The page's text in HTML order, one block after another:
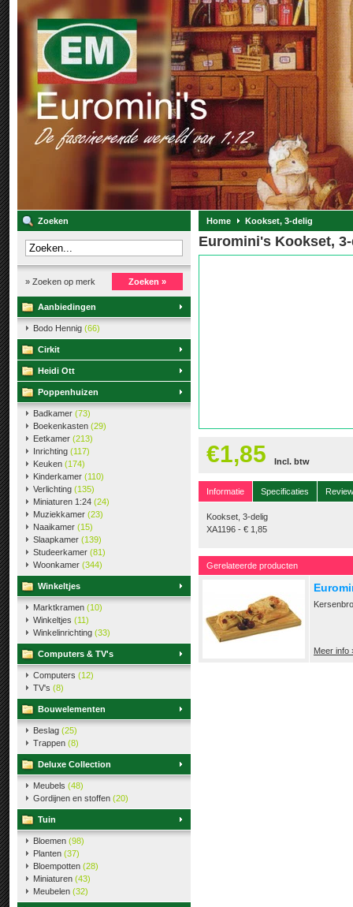
Zoeken
» Zoeken op merk Zoeken »
Aanbiedingen
Bodo Hennig (66)
Cirkit
Heidi Ott
Poppenhuizen
Badkamer (73)
Boekenkasten (29)
Eetkamer (213)
Inrichting (117)
Keuken (174)
Kinderkamer (110)
Verlichting (135)
Miniaturen 1:24 (24)
Muziekkamer (23)
Naaikamer (15)
Slaapkamer (139)
Studeerkamer (81)
Woonkamer (344)
Winkeltjes
Marktkramen (10)
Winkeltjes (11)
Winkelinrichting (33)
Computers & TV's
Computers (12)
TV's (8)
Bouwelementen
Beslag (25)
Trappen (8)
Deluxe Collection
Meubels (48)
Gordijnen en stoffen (20)
Tuin
Bloemen (98)
Planten (37)
Bloempotten (28)
Miniaturen (43)
Meubelen (32)
Home Kookset, 3-delig
Euromini's Kookset,
€1,85 Incl. btw
Informatie Specificaties
Kookset, 3-delig
XA1196 - € 1,85
Gerelateerde producten
Meer info